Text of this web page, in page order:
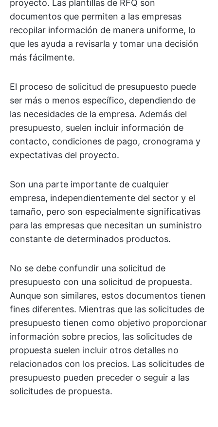
proyecto. Las plantillas de RFQ son
documentos que permiten a las empresas
recopilar información de manera uniforme, lo
que les ayuda a revisarla y tomar una decisión
más fácilmente.
El proceso de solicitud de presupuesto puede
ser más o menos específico, dependiendo de
las necesidades de la empresa. Además del
presupuesto, suelen incluir información de
contacto, condiciones de pago, cronograma y
expectativas del proyecto.
Son una parte importante de cualquier
empresa, independientemente del sector y el
tamaño, pero son especialmente significativas
para las empresas que necesitan un suministro
constante de determinados productos.
No se debe confundir una solicitud de
presupuesto con una solicitud de propuesta.
Aunque son similares, estos documentos tienen
fines diferentes. Mientras que las solicitudes de
presupuesto tienen como objetivo proporcionar
información sobre precios, las solicitudes de
propuesta suelen incluir otros detalles no
relacionados con los precios. Las solicitudes de
presupuesto pueden preceder o seguir a las
solicitudes de propuesta.